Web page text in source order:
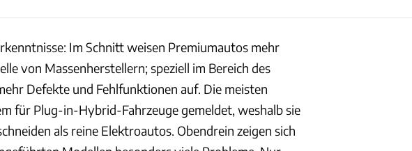
Im Schnitt weisen Premiumautos mehr
von Massenherstellern; speziell im Bereich des
Defekte und Fehlfunktionen auf. Die meisten
für Plug-in-Hybrid-Fahrzeuge gemeldet, weshalb sie
als reine Elektroautos. Obendrein zeigen sich